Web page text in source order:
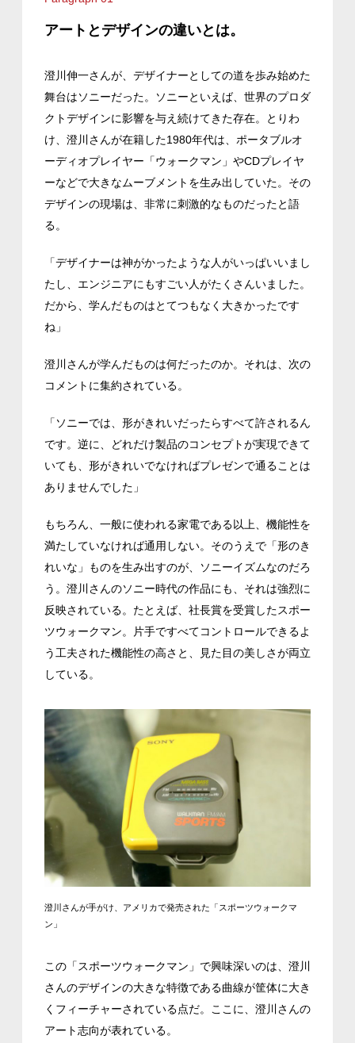
アートとデザインの違いとは。
澄川伸一さんが、デザイナーとしての道を歩み始めた
舞台はソニーだった。ソニーといえば、世界のプロダ
クトデザインに影響を与え続けてきた存在。とりわ
け、澄川さんが在籍した1980年代は、ポータブルオ
ーディオプレイヤー「ウォークマン」やCDプレイヤ
ーなどで大きなムーブメントを生み出していた。その
デザインの現場は、非常に刺激的なものだったと語
る。
「デザイナーは神がかったような人がいっぱいいまし
たし、エンジニアにもすごい人がたくさんいました。
だから、学んだものはとてつもなく大きかったです
ね」
澄川さんが学んだものは何だったのか。それは、次の
コメントに集約されている。
「ソニーでは、形がきれいだったらすべて許されるん
です。逆に、どれだけ製品のコンセプトが実現できて
いても、形がきれいでなければプレゼンで通ることは
ありませんでした」
もちろん、一般に使われる家電である以上、機能性を
満たしていなければ通用しない。そのうえで「形のき
れいな」ものを生み出すのが、ソニーイズムなのだろ
う。澄川さんのソニー時代の作品にも、それは強烈に
反映されている。たとえば、社長賞を受賞したスポー
ツウォークマン。片手ですべてコントロールできるよ
う工夫された機能性の高さと、見た目の美しさが両立
している。
澄川さんが手がけ、アメリカで発売された「スポーツウォークマ
ン」
この「スポーツウォークマン」で興味深いのは、澄川
さんのデザインの大きな特徴である曲線が筐体に大き
くフィーチャーされている点だ。ここに、澄川さんの
アート志向が表れている。